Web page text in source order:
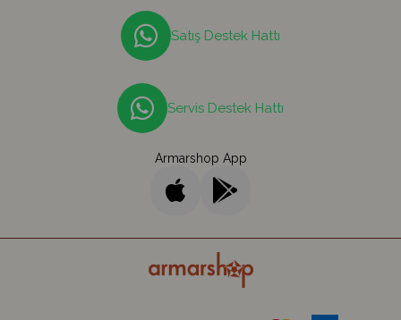
Satış Destek Hattı
Servis Destek Hattı
Armarshop App